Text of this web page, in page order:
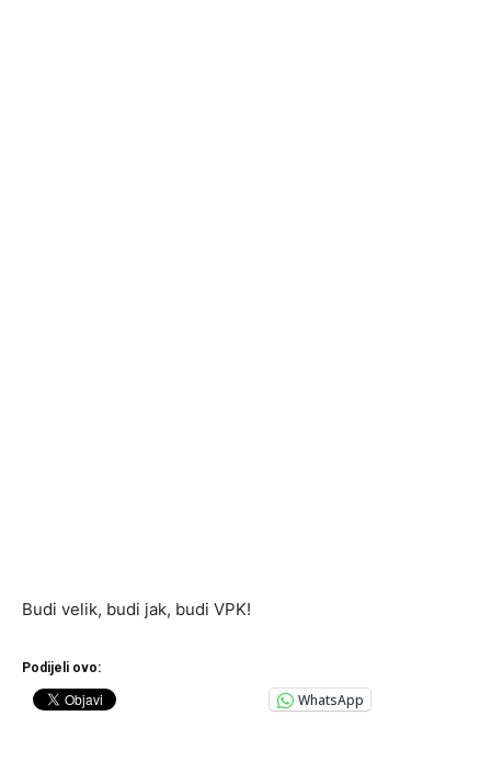
Budi velik, budi jak, budi VPK!
Podijeli ovo:
WhatsApp